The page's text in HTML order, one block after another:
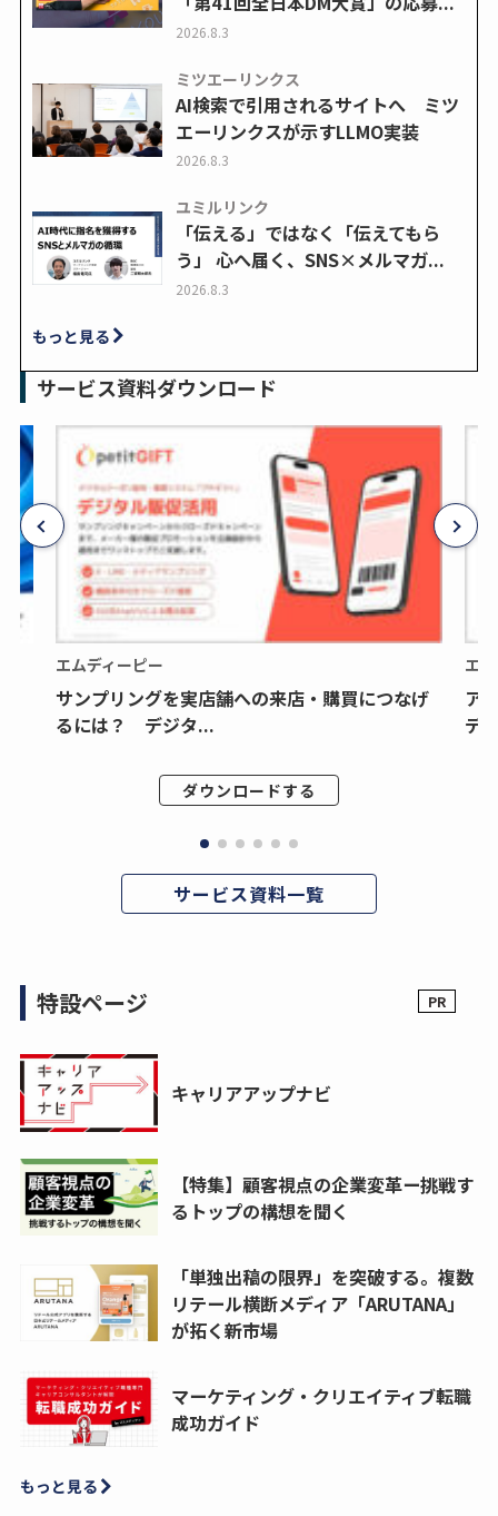
2026.8.3
ミツエーリンクス
AI検索で引用されるサイトへ ミツ
エーリンクスが示すLLMO実装
2026.8.3
ユミルリンク
「伝える」ではなく「伝えてもら
う」 心へ届く、SNS×メルマガ...
2026.8.3
もっと見る
サービス資料ダウンロード
エムディーピー
サンプリングを実店舗への来店・購買につなげ
るには？ デジタ...
ダウンロードする
エ
ア
デ
サービス資料一覧
特設ページ
キャリアアップナビ
【特集】顧客視点の企業変革ー挑戦す
るトップの構想を聞く
「単独出稿の限界」を突破する。複数
リテール横断メディア「ARUTANA」
が拓く新市場
マーケティング・クリエイティブ転職
成功ガイド
もっと見る